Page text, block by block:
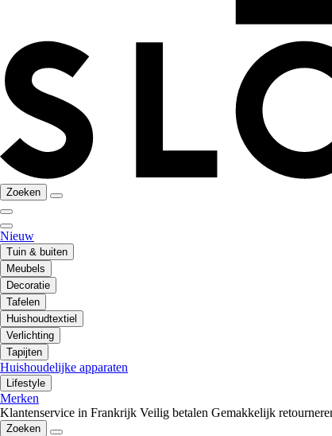
Zoeken
Nieuw
Tuin & buiten
Meubels
Decoratie
Tafelen
Huishoudtextiel
Verlichting
Tapijten
Huishoudelijke apparaten
Lifestyle
Merken
Klantenservice in Frankrijk Veilig betalen Gemakkelijk
Zoeken